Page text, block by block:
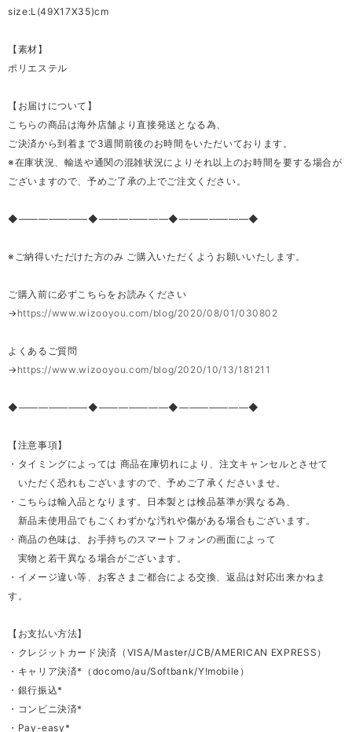
size:L(49X17X35)cm
【素材】
ポリエステル
【お届けについて】
こちらの商品は海外店舗より直接発送となる為、
ご決済から到着まで3週間前後のお時間をいただいております。
※在庫状況、輸送や通関の混雑状況によりそれ以上のお時間を要する場合が
ございますので、予めご了承の上でご注文ください。
◆―――――――◆―――――――◆―――――――◆
※ご納得いただけた方のみ ご購入いただくようお願いいたします。
ご購入前に必ずこちらをお読みください
→ https://www.wizooyou.com/blog/2020/08/01/030802
よくあるご質問
→ https://www.wizooyou.com/blog/2020/10/13/181211
◆―――――――◆―――――――◆―――――――◆
【注意事項】
・タイミングによっては 商品在庫切れにより、注文キャンセルとさせて
いただく恐れもございますので、予めご了承くださいませ。
・こちらは輸入品となります。日本製とは検品基準が異なる為、
新品未使用品でもごくわずかな汚れや傷がある場合もございます。
・商品の色味は、お手持ちのスマートフォンの画面によって
実物と若干異なる場合がございます。
・イメージ違い等、お客さまご都合による交換、返品は対応出来かねま
す。
【お支払い方法】
・クレジットカード決済（VISA/Master/JCB/AMERICAN EXPRESS）
・キャリア決済*（docomo/au/Softbank/Y!mobile）
・銀行振込*
・コンビニ決済*
・Pay-easy*